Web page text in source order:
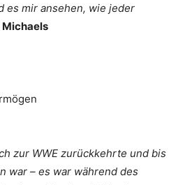
es mir ansehen, wie jeder
Michaels
zur WWE zurückkehrte und bis
war – es war während des